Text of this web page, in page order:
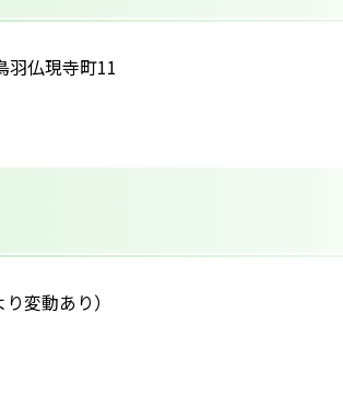
羽仏現寺町11
変動あり）